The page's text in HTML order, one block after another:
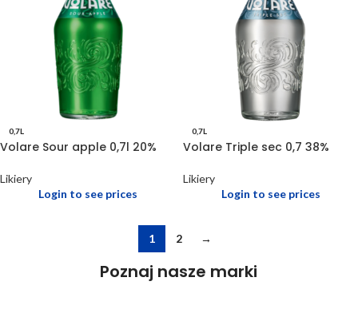
0,7L
Volare Sour apple 0,7l 20%
Likiery
Login to see prices
0,7L
Volare Triple sec 0,7 38%
Likiery
Login to see prices
1 2 →
Poznaj nasze marki